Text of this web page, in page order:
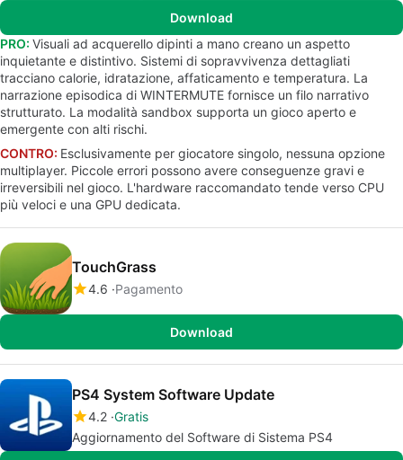
Download
PRO: Visuali ad acquerello dipinti a mano creano un aspetto
inquietante e distintivo. Sistemi di sopravvivenza dettagliati
tracciano calorie, idratazione, affaticamento e temperatura. La
narrazione episodica di WINTERMUTE fornisce un filo narrativo
strutturato. La modalità sandbox supporta un gioco aperto e
emergente con alti rischi.
CONTRO: Esclusivamente per giocatore singolo, nessuna opzione
multiplayer. Piccole errori possono avere conseguenze gravi e
irreversibili nel gioco. L'hardware raccomandato tende verso CPU
più veloci e una GPU dedicata.
TouchGrass
4.6 Pagamento
Download
PS4 System Software Update
4.2 Gratis
Aggiornamento del Software di Sistema PS4